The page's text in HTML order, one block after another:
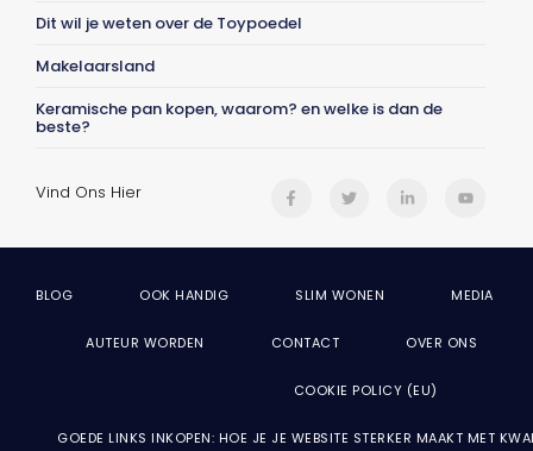
Dit wil je weten over de Toypoedel
Makelaarsland
Keramische pan kopen, waarom? en welke is dan de
beste?
Vind Ons Hier
BLOG OOK HANDIG SLIM WONEN MEDIA
AUTEUR WORDEN CONTACT OVER ONS
COOKIE POLICY (EU)
GOEDE LINKS INKOPEN: HOE JE JE WEBSITE STERKER MAAKT MET